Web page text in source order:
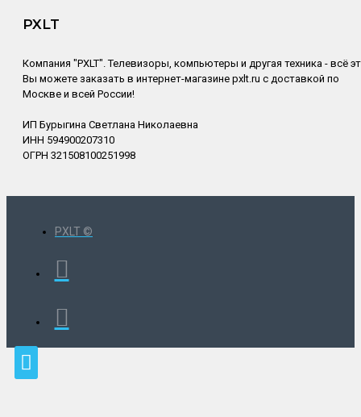
PXLT
Компания "PXLT". Телевизоры, компьютеры и другая техника - всё
Вы можете заказать в интернет-магазине pxlt.ru с доставкой по
Москве и всей России!
ИП Бурыгина Светлана Николаевна
ИНН 594900207310
ОГРН 321508100251998
PXLT ©